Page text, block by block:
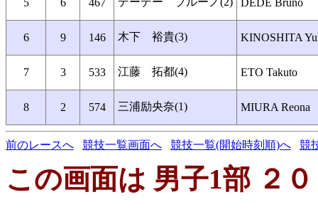
6 9 146 木下 裕貴(3) KINOSHITA
7 3 533 江藤 拓都(4) ETO Takuto
8 2 574 三浦励央奈(1) MIURA Reona
前のレースへ 競技一覧画面へ 競技一覧(開始時刻順)へ 競
この画面は 男子1部 ２